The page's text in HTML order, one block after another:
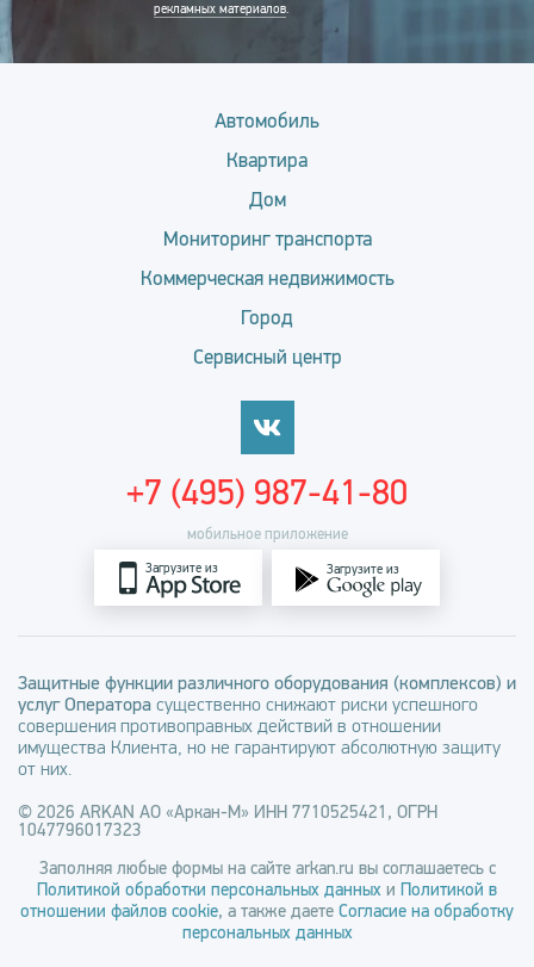
рекламных материалов.
Автомобиль
Квартира
Дом
Мониторинг транспорта
Коммерческая недвижимость
Город
Сервисный центр
мобильное приложение
Загрузите из Загрузите из
+7 (495) 987-41-80
Защитные функции различного оборудования (комплексов) и
услуг Оператора существенно снижают риски успешного
совершения противоправных действий в отношении
имущества Клиента, но не гарантируют абсолютную защиту
от них.
© 2026 ARKAN АО «Аркан-М» ИНН 7710525421, ОГРН
1047796017323
Заполняя любые формы на сайте arkan.ru вы соглашаетесь с
Политикой обработки персональных данных и Политикой в
отношении файлов cookie, а также даете Согласие на обработку
персональных данных